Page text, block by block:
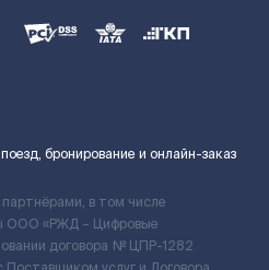
бронирование и онлайн-заказ
в том числе
ООО «РЖД – Цифровые
договора № ЦПР-1282